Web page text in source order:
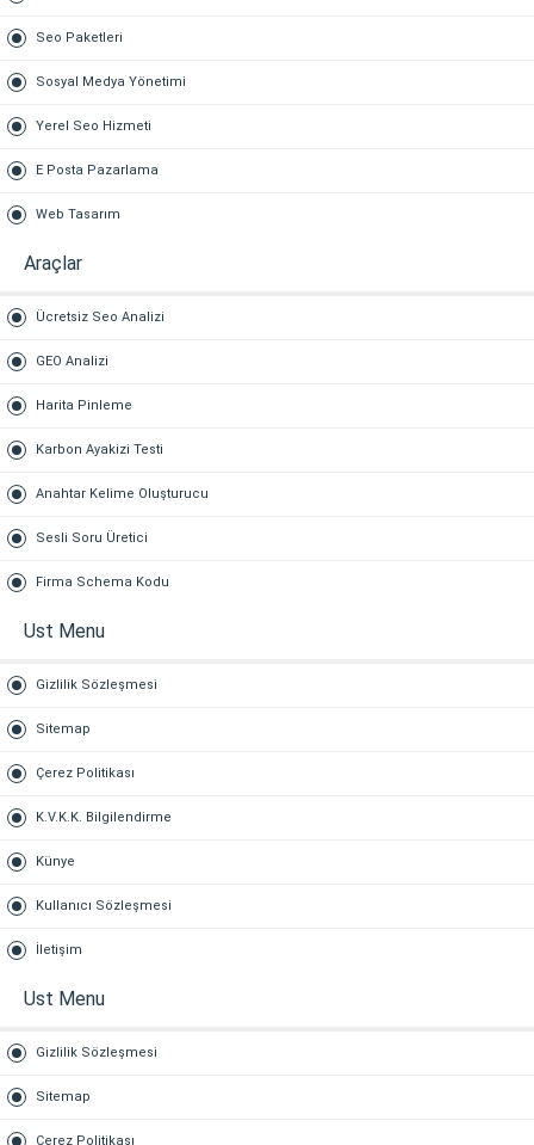
Seo Paketleri
Sosyal Medya Yönetimi
Yerel Seo Hizmeti
E Posta Pazarlama
Web Tasarım
Araçlar
Ücretsiz Seo Analizi
GEO Analizi
Harita Pinleme
Karbon Ayakizi Testi
Anahtar Kelime Oluşturucu
Sesli Soru Üretici
Firma Schema Kodu
Ust Menu
Gizlilik Sözleşmesi
Sitemap
Çerez Politikası
K.V.K.K. Bilgilendirme
Künye
Kullanıcı Sözleşmesi
İletişim
Ust Menu
Gizlilik Sözleşmesi
Sitemap
Çerez Politikası